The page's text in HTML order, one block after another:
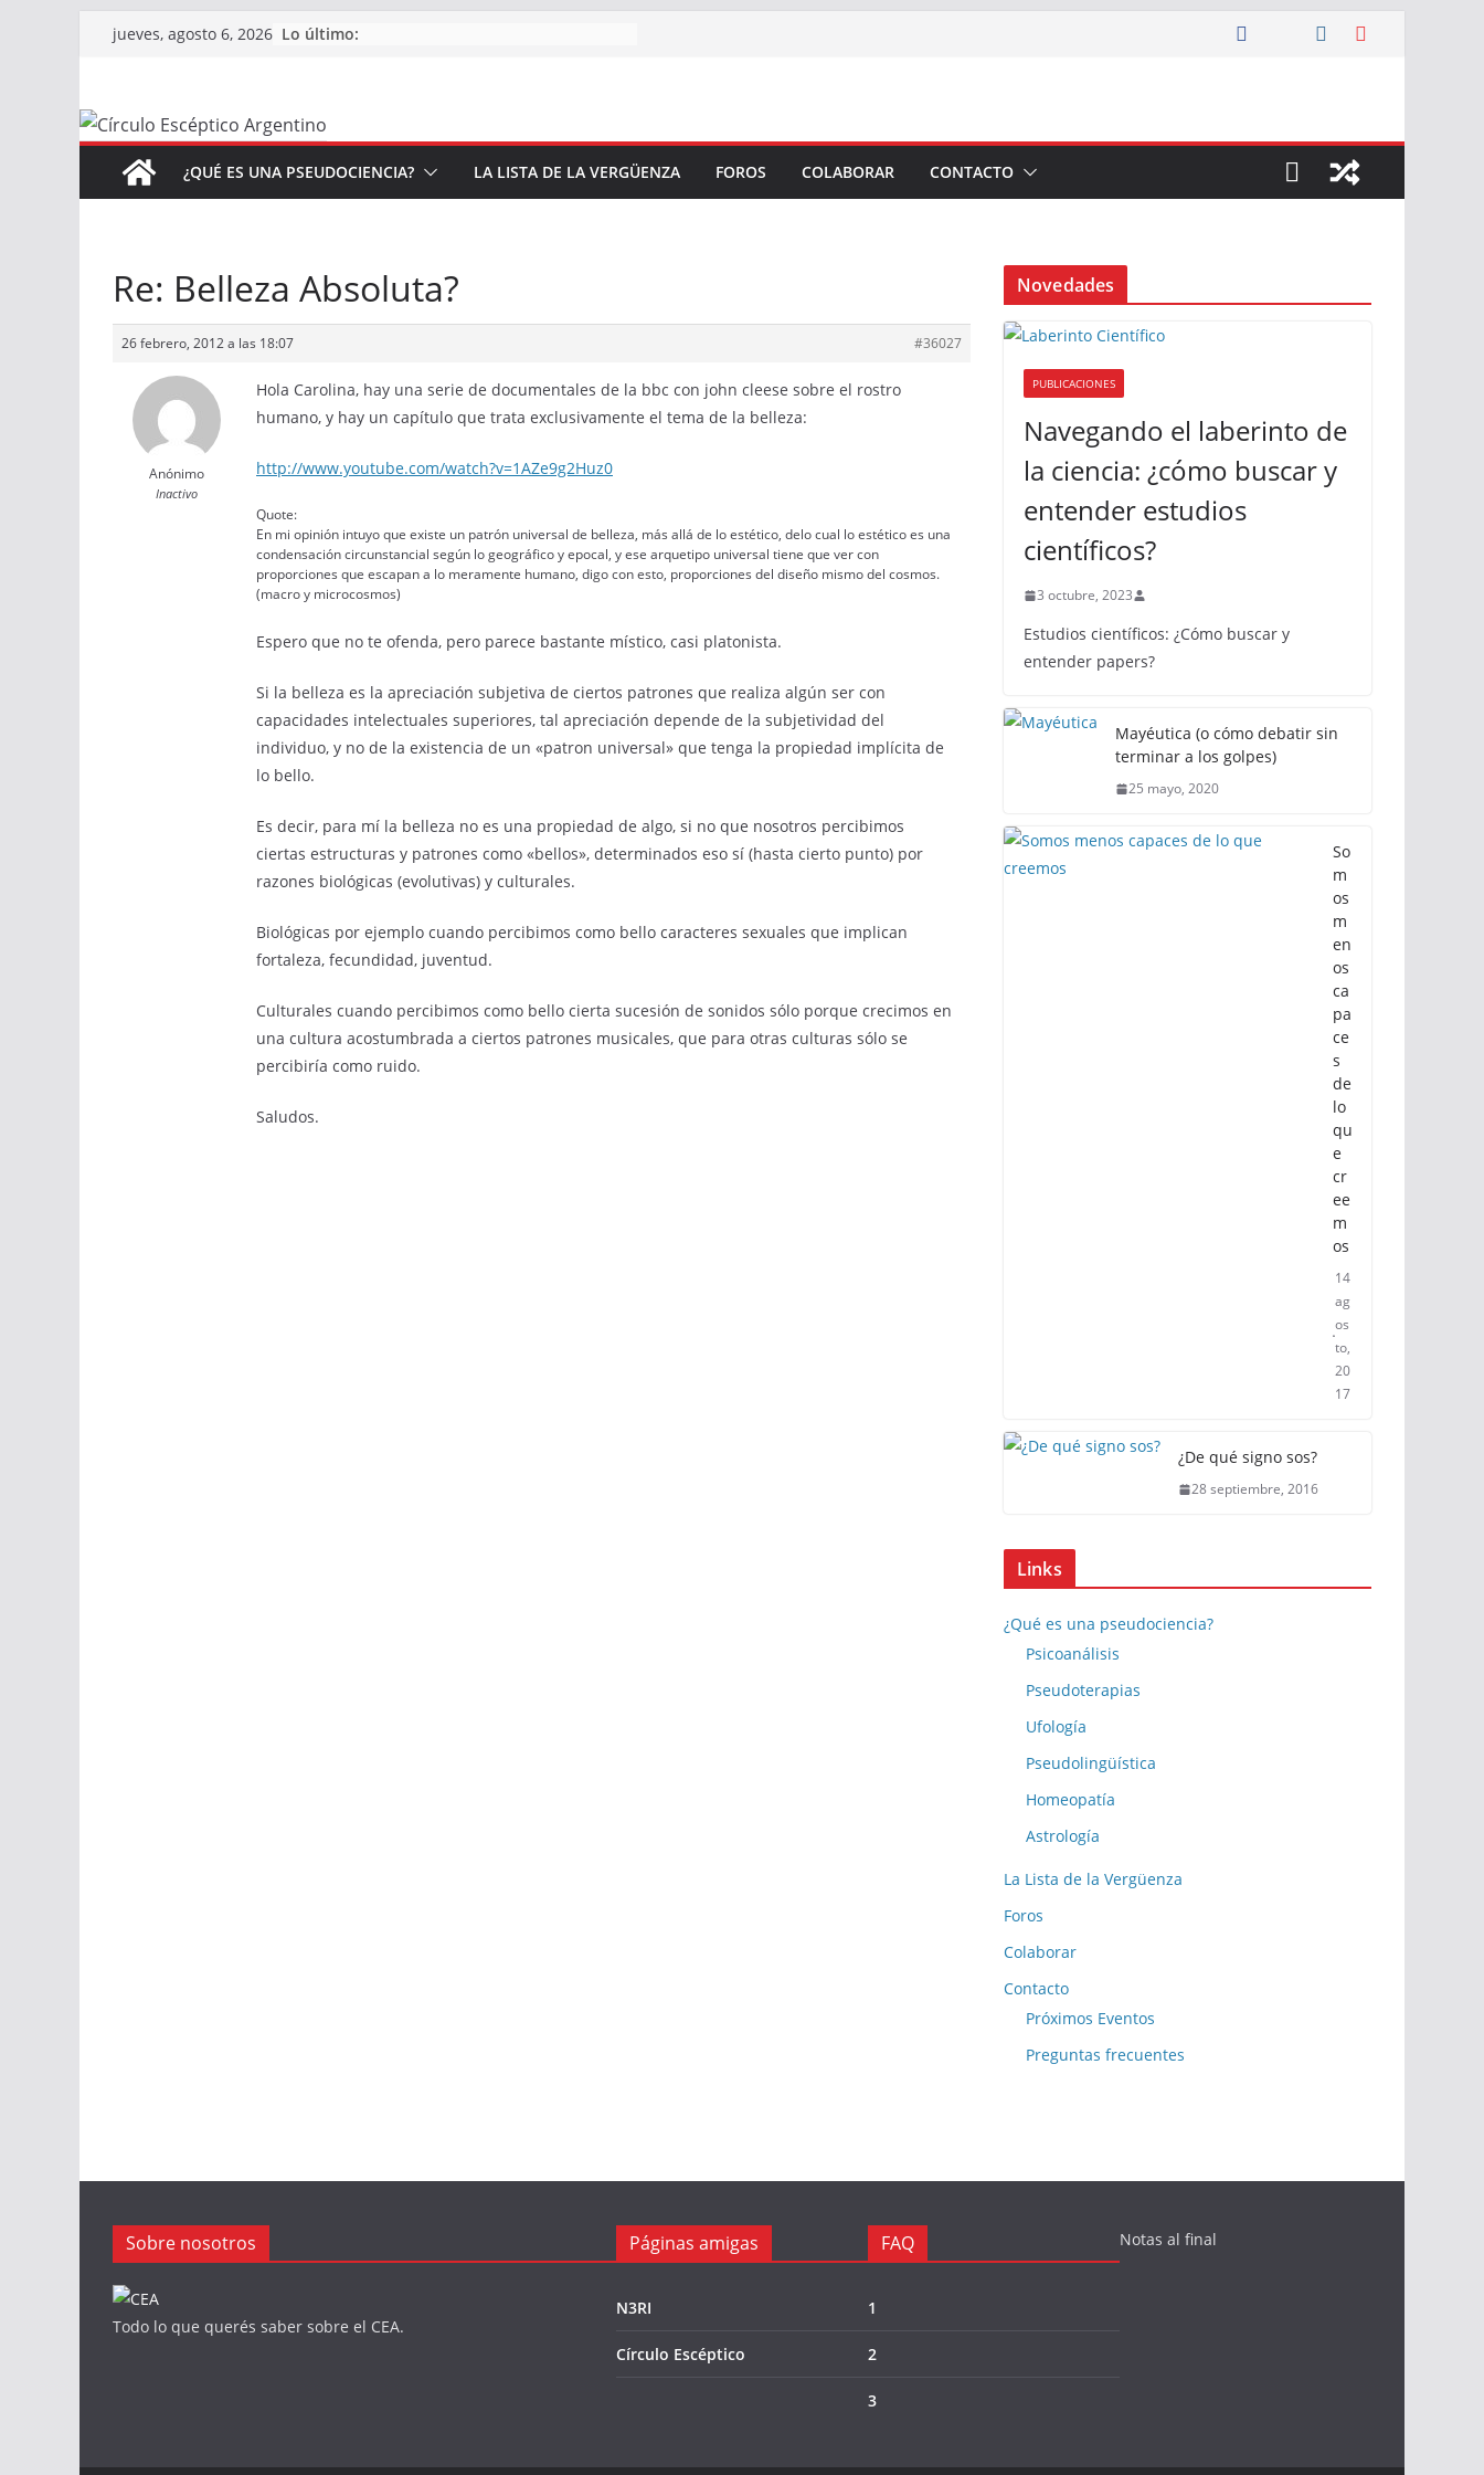
Saltarjueves, agosto 6, 2026 Lo último:
¿QUÉ ES UNA PSEUDOCIENCIA? LA LISTA DE LA VERGÜENZA FOROS COLABORAR CONTACTO
Re: Belleza Absoluta?
26 febrero, 2012 a las 18:07 #36027
Anónimo
Inactivo
Hola Carolina, hay una serie de documentales de la bbc con john cleese sobre el rostro
humano, y hay un capítulo que trata exclusivamente el tema de la belleza:
http://www.youtube.com/watch?v=1AZe9g2Huz0
Quote:
En mi opinión intuyo que existe un patrón universal de belleza, más allá de lo estético, delo cual lo estético es una
condensación circunstancial según lo geográfico y epocal, y ese arquetipo universal tiene que ver con
proporciones que escapan a lo meramente humano, digo con esto, proporciones del diseño mismo del cosmos.
(macro y microcosmos)
Espero que no te ofenda, pero parece bastante místico, casi platonista.
Si la belleza es la apreciación subjetiva de ciertos patrones que realiza algún ser con
capacidades intelectuales superiores, tal apreciación depende de la subjetividad del
individuo, y no de la existencia de un «patron universal» que tenga la propiedad implícita de
lo bello.
Es decir, para mí la belleza no es una propiedad de algo, si no que nosotros percibimos
ciertas estructuras y patrones como «bellos», determinados eso sí (hasta cierto punto) por
razones biológicas (evolutivas) y culturales.
Biológicas por ejemplo cuando percibimos como bello caracteres sexuales que implican
fortaleza, fecundidad, juventud.
Culturales cuando percibimos como bello cierta sucesión de sonidos sólo porque crecimos en
una cultura acostumbrada a ciertos patrones musicales, que para otras culturas sólo se
percibiría como ruido.
Saludos.
Novedades
PUBLICACIONES
Navegando el laberinto de
la ciencia: ¿cómo buscar y
entender estudios
científicos?
3 octubre, 2023
Estudios científicos: ¿Cómo buscar y
entender papers?
Mayéutica (o cómo debatir sin
terminar a los golpes)
25 mayo, 2020
So
m
os
m
en
os
ca
pa
ce
s
de
lo
qu
e
cr
ee
m
os
14
ag
os
to,
20
17
¿De qué signo sos?
28 septiembre, 2016
Links
¿Qué es una pseudociencia?
Psicoanálisis
Pseudoterapias
Ufología
Pseudolingüística
Homeopatía
Astrología
La Lista de la Vergüenza
Foros
Colaborar
Contacto
Próximos Eventos
Preguntas frecuentes
Sobre nosotros
Todo lo que querés saber sobre el CEA.
Páginas amigas
N3RI
Círculo Escéptico
FAQ
1
2
3
Notas al final